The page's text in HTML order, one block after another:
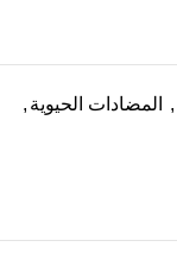
, المضادات الحيوية ,